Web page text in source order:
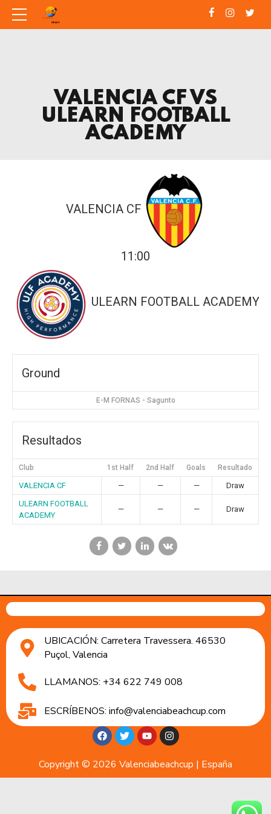
VALENCIA CF VS
ULEARN FOOTBALL
ACADEMY
VALENCIA CF
11:00
ULEARN FOOTBALL ACADEMY
Ground
E-M FORNAS - Sagunto
Resultados
Club 1st Half 2nd Half Goals Resultado
VALENCIA CF — — —
Draw
ULEARN FOOTBALL
ACADEMY
— — — Draw
UBICACIÓN: Carretera Travessera. 46530
Puçol, Valencia
LLAMANOS: +34 622 749 008
ESCRÍBENOS: info@valenciabeachcup.com
Copyright © 2026 Valenciabeachcup | España